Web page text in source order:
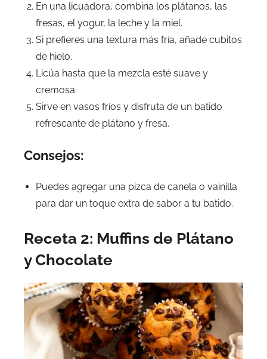
En una licuadora, combina los plátanos, las
fresas, el yogur, la leche y la miel.
Si prefieres una textura más fría, añade cubitos
de hielo.
Licúa hasta que la mezcla esté suave y
cremosa.
Sirve en vasos fríos y disfruta de un batido
refrescante de plátano y fresa.
Consejos:
Puedes agregar una pizca de canela o vainilla
para dar un toque extra de sabor a tu batido.
Receta 2: Muffins de Plátano
y Chocolate